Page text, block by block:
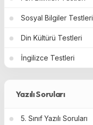
Sosyal Bilgiler Testleri
Din Kültürü Testleri
İngilizce Testleri
Yazılı Soruları
5. Sınıf Yazılı Soruları